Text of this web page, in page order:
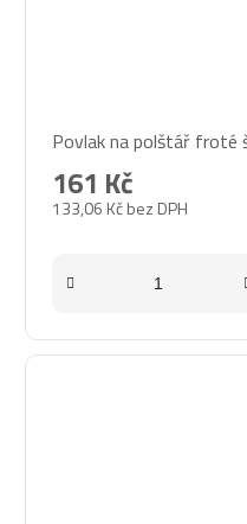
Povlak na polštář froté
133,06 Kč bez DPH
161 Kč